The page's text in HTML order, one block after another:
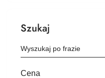
Szukaj
Cena